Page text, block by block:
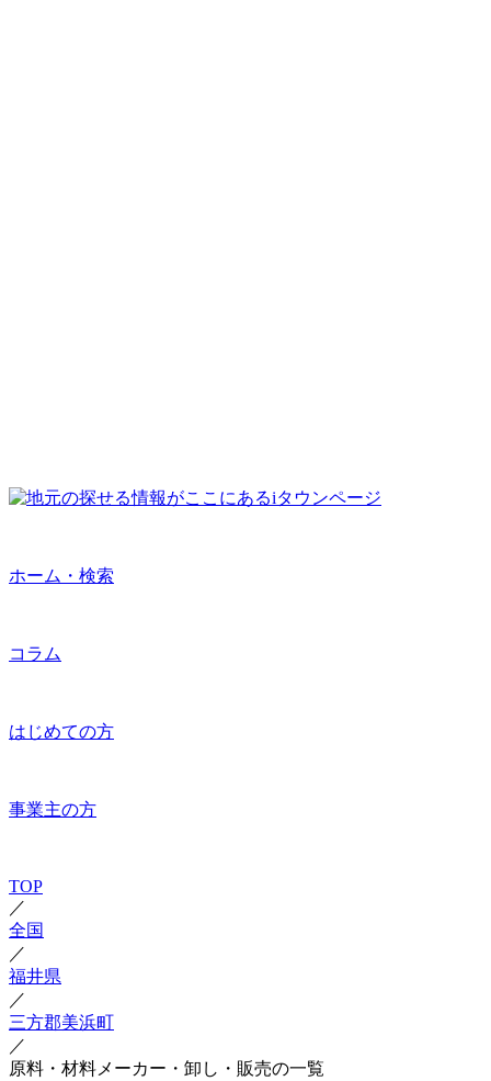
ホーム・検索
コラム
はじめての方
事業主の方
TOP
／
全国
／
福井県
／
三方郡美浜町
／
原料・材料メーカー・卸し・販売の一覧